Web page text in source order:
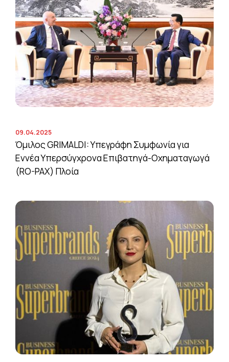
09.04.2025
Όμιλος GRIMALDI: Υπεγράφη Συμφωνία για
Εννέα Υπερσύγχρονα Επιβατηγά-Οχηματαγωγά
(RO-PAX) Πλοία